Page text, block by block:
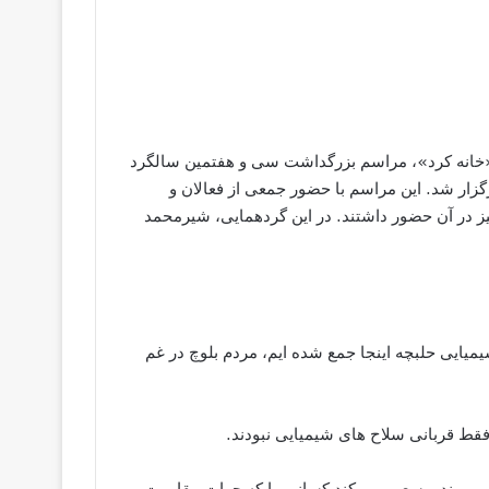
یکشنبه ۱۶ مارس ۲۰۲۵ – به دعوت «خانه کرد»، مراسم بزرگداشت سی و هفتمین سالگرد
شد. این مراسم با حضور جمعی از فعالان و
آن حضور داشتند. در این گردهمایی، شیرمحمد
حلبچه اینجا جمع شده ایم، مردم بلوچ در غم